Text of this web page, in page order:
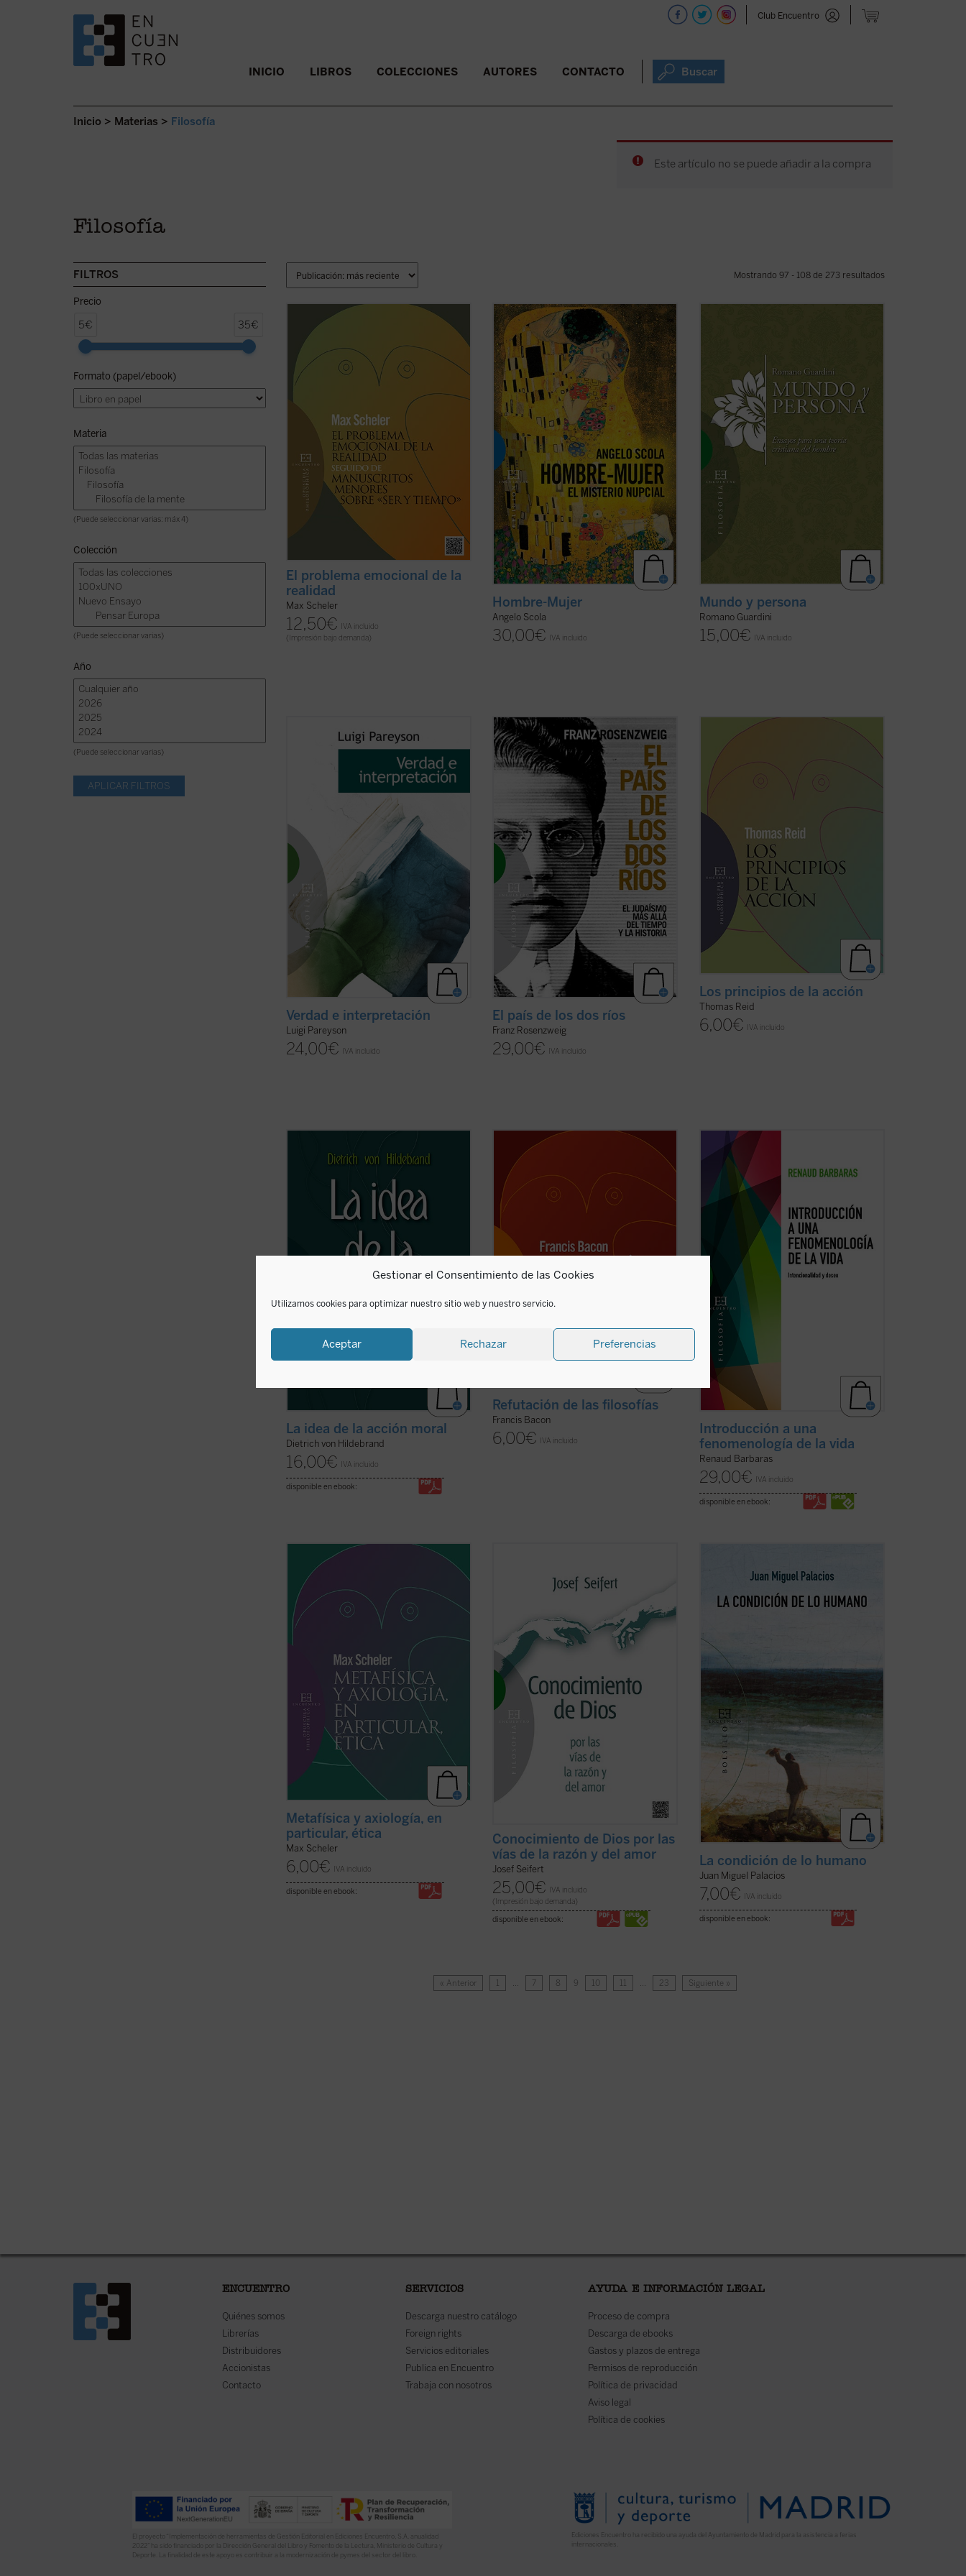
Gestionar el Consentimiento de las Cookies
Utilizamos cookies para optimizar nuestro sitio web y nuestro servicio.
Aceptar Rechazar Preferencias
Club Encuentro
SALTAR AL CONTENIDO. INICIO LIBROS COLECCIONES AUTORES CONTACTO Buscar
Inicio > Materias > Filosofía
Este artículo no se puede añadir a la compra
Filosofía
FILTROS
Precio
5€ 35€
Formato (papel/ebook)
Materia
(Puede seleccionar varias: máx 4)
Colección
(Puede seleccionar varias)
Año
(Puede seleccionar varias)
Mostrando 97 - 108 de 273 resultados
Los dos textos recogidos aquí son muy
ilustrativos tanto del pensamiento de Max
Scheler como -por contraste, aunque en
clara sintonía- del de Martin Heidegger.
Emergen en ellos tesis centrales del
primero y discrepantes de la naciente
El problema emocional de la
realidad
Max Scheler
12,50€ IVA incluido
(Impresión bajo demanda)
«Ningún poeta o pensador ha encontrado
la respuesta a la pregunta: ¿qué es el
amor? (...) ¿Queréis encerrar la luz? Se
os escapará entre los dedos». Esta
consideración de Evdokimov se refiere a
una convicción que pertenece a la ...
(ver
ficha)
Hombre-Mujer
Angelo Scola
30,00€ IVA incluido
radicalidad desconocida desde hacía
mucho tiempo. Nuestro presente ve en el
hombre algo ...
(ver ficha)
Mundo y persona
Romano Guardini
15,00€ IVA incluido
Luigi Pareyson (1914-1991) es
considerado uno de los tres fundadores
de la hermenéutica junto con H.G.
Gadamer y P. Ricoeur. Autor de la
renombrada teoría de la formatividad, luz
sus incursiones en ...
(ver ficha)
Verdad e interpretación
Luigi Pareyson
24,00€ IVA incluido
«El título (Zweistromland:El país de los
dos ríos), con el que se refiere a
Mesopotamia, representaba para
Rosenzweig el modo en que comprendió
su vida y su filosofía: partió siempre de
diversas fuentes y su pensamiento fluyó
(ver ficha)
El país de los dos ríos
Franz Rosenzweig
29,00€ IVA incluido
«Un hombre puede, sin duda, conocer
con certeza los principios desde los
cuales él mismo actúa, porque es
consciente de ellos. Pero este
conocimiento requiere una reflexión
propia mente que muy raramente se ...
(ver ficha)
Los principios de la acción
Thomas Reid
6,00€ IVA incluido
propio de un trabajo de investigación y la
conceptos que constituyen el entramado
de su entera filosofía moral: la toma de
posición y el querer, la ... (ver ficha)
La idea de la acción moral
Dietrich von Hildebrand
16,00€ IVA incluido
disponible en ebook:
«Hay, finalmente, ídolos que entraron en
las mentes de los hombres por los
diversos dogmas de las filosofías y
también por perversos procedimientos
de las demostraciones, a los cuales
llamamos ídolos del teatro».
(ver ficha)
Refutación de las filosofías
Francis Bacon
6,00€ IVA incluido
«La vida ocupa un puesto singular en la
fenomenología. No hay pensamiento
fenomenológico, empezando por el de su
fundador, para el que esta noción no
desempeñe un papel central. De la
husserliana a la vida fáctica
(ver ficha)
Introducción a una
fenomenología de la vida
Renaud Barbaras
29,00€ IVA incluido
disponible en ebook:
«Todas las disciplinas axiológicas
específicamente filosóficas (filosofía de
los valores, de los valores éticos,
estéticos, religiosos, de los valores de
utilidad, etc.) han de ser fundamentadas
con estricta independencia de la
Metafísica y axiología, en
particular, ética
Max Scheler
6,00€ IVA incluido
disponible en ebook:
que la existencia de Dios? ¿Hay alguna
cuestión más existencial que la de la
sinsentido, la felicidad o la infelicidad de
las personas humanas tienen que ver con
estas ...
(ver ficha)
Conocimiento de Dios por las
vías de la razón y del amor
Josef Seifert
25,00€
IVA incluido
(Impresión bajo demanda)
disponible en ebook:
finito que, al tener experiencia de su
infinito.
este libro. Las tres tratan de ...
La condición de lo humano
Juan Miguel Palacios
7,00€ IVA incluido
disponible en ebook:
« Anterior 1 … 7 8 9 10 11 … 23 Siguiente »
ENCUENTRO
Quiénes somos
Librerías
Distribuidores
Accionistas
Contacto
SERVICIOS
Descarga nuestro catálogo
Foreign rights
Servicios editoriales
Publica en Encuentro
Trabaja con nosotros
AYUDA E INFORMACIÓN LEGAL
Proceso de compra
Descarga de ebooks
Gastos y plazos de entrega
Permisos de reproducción
Política de privacidad
Aviso legal
Política de cookies
El proyecto “Implementación de herramientas de Gestión Editorial en Ediciones Encuentro, S.A. anualidad
2022” ha sido financiado por la Dirección General del Libro y Fomento de la Lectura, Ministerio de Cultura y
Deporte. La finalidad de este apoyo es contribuir a la modernización de pymes del sector del libro.
Ediciones Encuentro ha recibido una ayuda del Ayuntamiento de Madrid para la asistencia a ferias